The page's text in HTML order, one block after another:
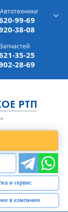
99-69
38-08
35-25
28-69
и сервис
в компанию